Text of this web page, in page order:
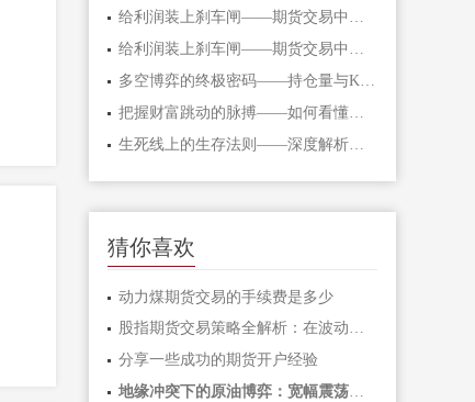
给利润装上刹车闸——期货交易中不可逾
把握财富跳动的脉搏——如何看懂期货主
生死线上的生存法则——深度解析期货爆
猜你喜欢
动力煤期货交易的手续费是多少
股指期货交易策略全解析：在波动市场中
分享一些成功的期货开户经验
地缘冲突下的原油博弈：宽幅震荡中如何